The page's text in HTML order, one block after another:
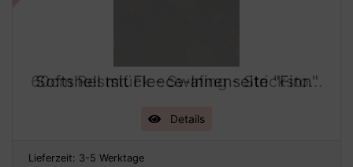
60cm Reststück - Swafing - Stricksto...
Details
Lieferzeit: 3-5 Werktage
Softshell mit Fleece-Innenseite "Finn"
Details
Lieferzeit: 3-5 Werktage